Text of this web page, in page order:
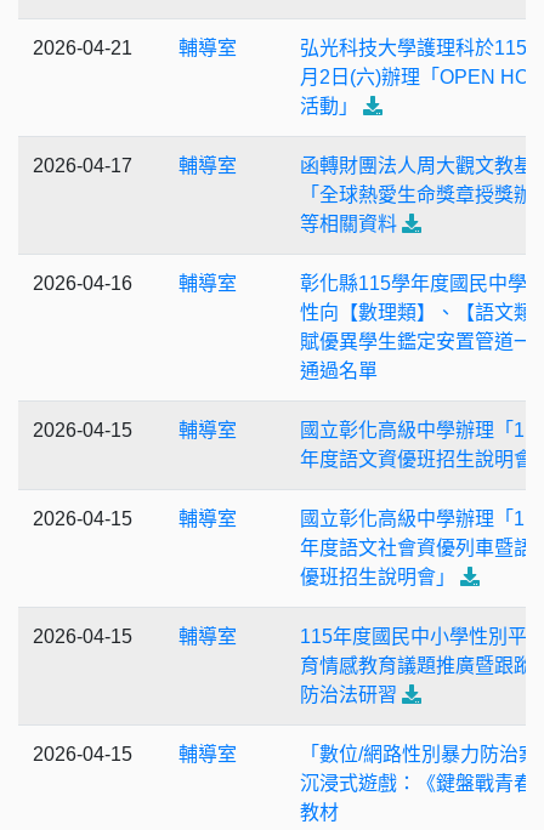
2026-04-21 輔導室
弘光科技大學護理科於115
月2日(六)辦理「OPEN
活動」
2026-04-17 輔導室
函轉財團法人周大觀文教基
「全球熱愛生命獎章授獎辦
等相關資料
2026-04-16 輔導室
彰化縣115學年度國民中學
性向【數理類】、【語文類
賦優異學生鑑定安置管道一
通過名單
2026-04-15 輔導室
國立彰化高級中學辦理「
年度語文資優班招生說明會
2026-04-15 輔導室
國立彰化高級中學辦理「
年度語文社會資優列車暨語
優班招生說明會」
2026-04-15 輔導室
115年度國民中小學性別平
育情感教育議題推廣暨跟蹤
防治法研習
2026-04-15 輔導室
「數位/網路性別暴力防治案
沉浸式遊戲：《鍵盤戰青春
教材